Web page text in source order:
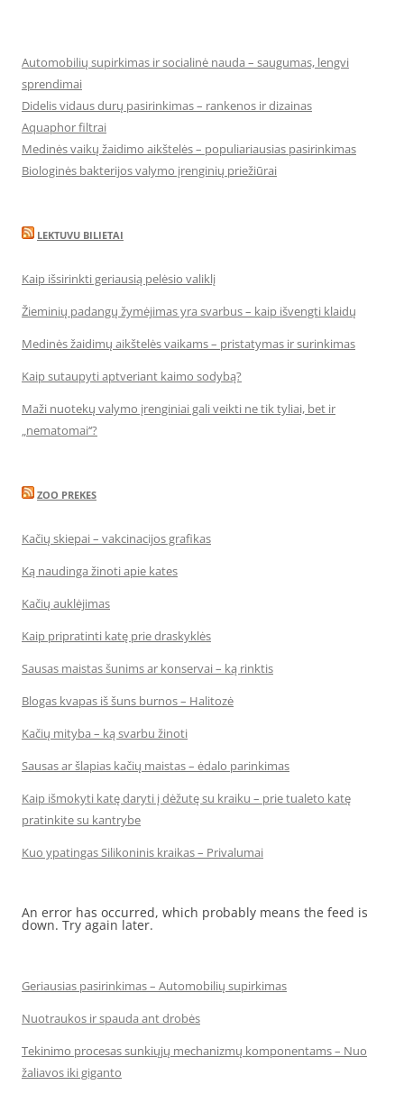
Automobilių supirkimas ir socialinė nauda – saugumas, lengvi
sprendimai
Didelis vidaus durų pasirinkimas – rankenos ir dizainas
Aquaphor filtrai
Medinės vaikų žaidimo aikštelės – populiariausias pasirinkimas
Biologinės bakterijos valymo įrenginių priežiūrai
LEKTUVU BILIETAI
Kaip išsirinkti geriausią pelėsio valiklį
Žieminių padangų žymėjimas yra svarbus – kaip išvengti klaidų
Medinės žaidimų aikštelės vaikams – pristatymas ir surinkimas
Kaip sutaupyti aptveriant kaimo sodybą?
Maži nuotekų valymo įrenginiai gali veikti ne tik tyliai, bet ir
„nematomai‘‘?
ZOO PREKES
Kačių skiepai – vakcinacijos grafikas
Ką naudinga žinoti apie kates
Kačių auklėjimas
Kaip pripratinti katę prie draskyklės
Sausas maistas šunims ar konservai – ką rinktis
Blogas kvapas iš šuns burnos – Halitozė
Kačių mityba – ką svarbu žinoti
Sausas ar šlapias kačių maistas – ėdalo parinkimas
Kaip išmokyti katę daryti į dėžutę su kraiku – prie tualeto katę
pratinkite su kantrybe
Kuo ypatingas Silikoninis kraikas – Privalumai
An error has occurred, which probably means the feed is
down. Try again later.
Geriausias pasirinkimas – Automobilių supirkimas
Nuotraukos ir spauda ant drobės
Tekinimo procesas sunkiųjų mechanizmų komponentams – Nuo
žaliavos iki giganto